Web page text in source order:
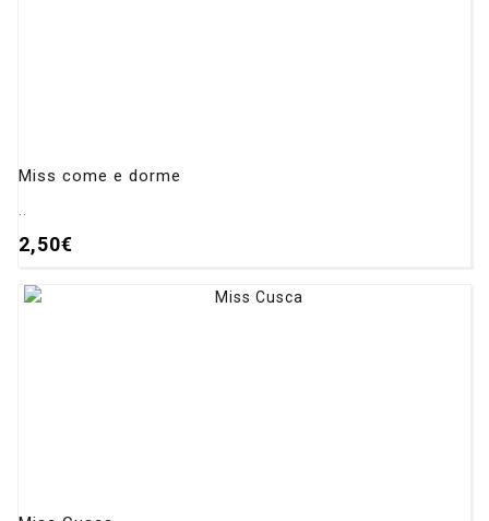
Miss come e dorme
2,50€